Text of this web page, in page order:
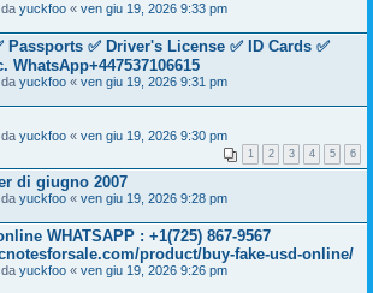
yuckfoo « ven giu 19, 2026 9:33 pm
Passports ✅ Driver's License ✅ ID Cards ✅
WhatsApp+447537106615
yuckfoo « ven giu 19, 2026 9:31 pm
yuckfoo « ven giu 19, 2026 9:30 pm
1 2 3 4 5 6
di giugno 2007
yuckfoo « ven giu 19, 2026 9:28 pm
WHATSAPP : +1(725) 867-9567
product/buy-fake-usd-online/
yuckfoo « ven giu 19, 2026 9:26 pm